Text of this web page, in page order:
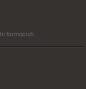
farmacisti.